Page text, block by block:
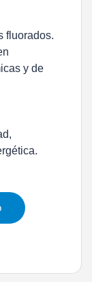
fluorados.
y de